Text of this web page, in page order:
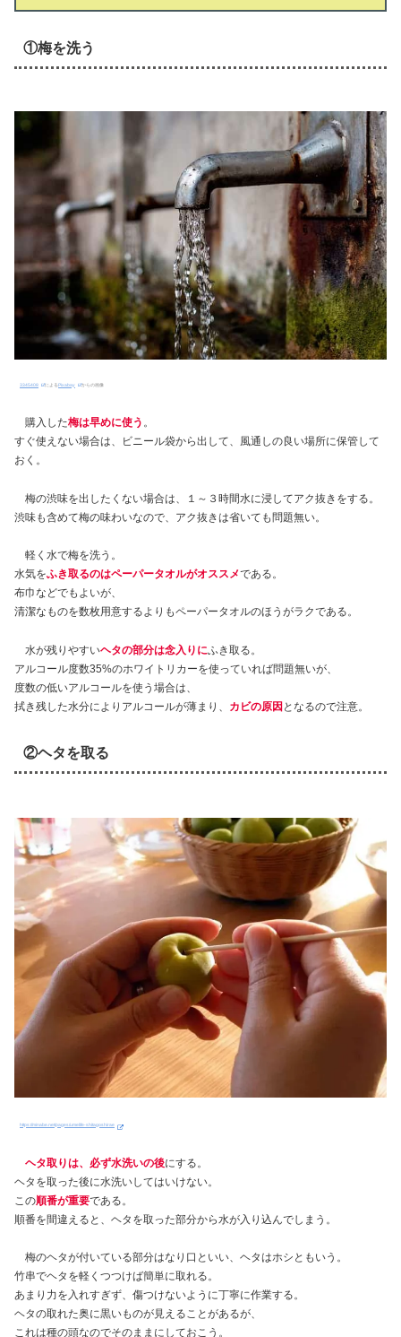
①梅を洗う
3345408 によるPixabay からの画像
購入した梅は早めに使う 。
すぐ使えない場合は、ビニール袋から出して、風通しの良い場所に保管して
おく。
梅の渋味を出したくない場合は、１～３時間水に浸してアク抜きをする。
渋味も含めて梅の味わいなので、アク抜きは省いても問題無い。
軽く水で梅を洗う。
水気をふき取るのはペーパータオルがオススメである。
布巾などでもよいが、
清潔なものを数枚用意するよりもペーパータオルのほうがラクである。
水が残りやすいヘタの部分は念入りにふき取る。
アルコール度数35%のホワイトリカーを使っていれば問題無いが、
度数の低いアルコールを使う場合は、
拭き残した水分によりアルコールが薄まり、 カビの原因 となるので注意。
②ヘタを取る
https://minabe.net/pages/umelife-shitagoshirae
ヘタ取りは、必ず水洗いの後にする。
ヘタを取った後に水洗いしてはいけない。
この順番が重要である。
順番を間違えると、ヘタを取った部分から水が入り込んでしまう。
梅のヘタが付いている部分はなり口といい、ヘタはホシともいう。
竹串でヘタを軽くつつけば簡単に取れる。
あまり力を入れすぎず、傷つけないように丁寧に作業する。
ヘタの取れた奥に黒いものが見えることがあるが、
これは種の頭なのでそのままにしておこう。